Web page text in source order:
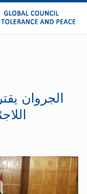
الجروان